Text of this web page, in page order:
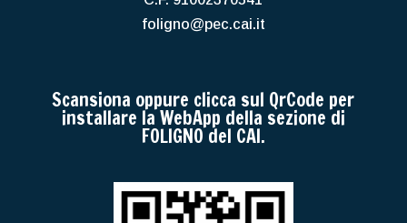
foligno@pec.cai.it
Scansiona oppure clicca sul QrCode per
installare la WebApp della sezione di
FOLIGNO del CAI.